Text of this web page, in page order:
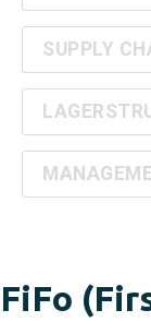
SUPPLY
FiFo